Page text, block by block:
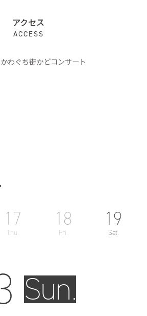
アクセス
ACCESS
かわぐち街かどコンサート
17
Thu.
18
Fri.
19
Sat.
Sun.